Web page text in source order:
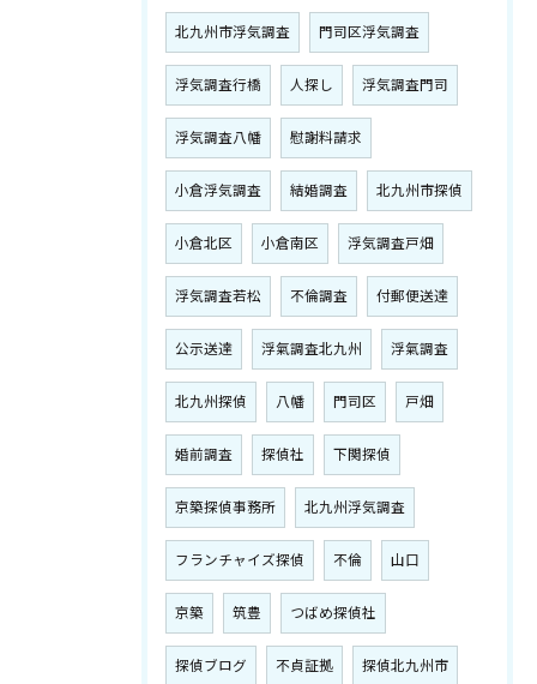
北九州市浮気調査 門司区浮気調査
浮気調査行橋 人探し 浮気調査門司
浮気調査八幡 慰謝料請求
小倉浮気調査 結婚調査 北九州市探偵
小倉北区 小倉南区 浮気調査戸畑
浮気調査若松 不倫調査 付郵便送達
公示送達 浮氣調査北九州 浮氣調査
北九州探偵 八幡 門司区 戸畑
婚前調査 探偵社 下関探偵
京築探偵事務所 北九州浮気調査
フランチャイズ探偵 不倫 山口
京築 筑豊 つばめ探偵社
探偵ブログ 不貞証拠 探偵北九州市